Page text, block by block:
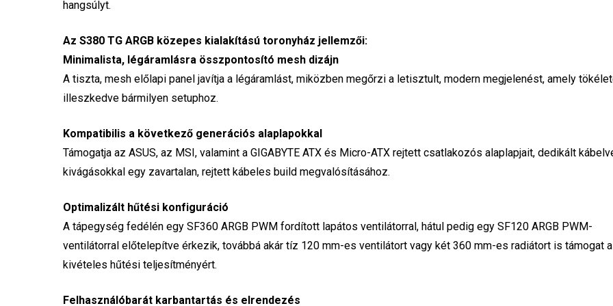
hangsúlyt.
Az S380 TG ARGB közepes kialakítású toronyház jellemzői:
Minimalista, légáramlásra összpontosító mesh dizájn
A tiszta, mesh előlapi panel javítja a légáramlást, miközben megőrzi a letisztult, modern megjelenést, amely
illeszkedve bármilyen setuphoz.
Kompatibilis a következő generációs alaplapokkal
Támogatja az ASUS, az MSI, valamint a GIGABYTE ATX és Micro-ATX rejtett csatlakozós alaplapjait, dedikált
kivágásokkal egy zavartalan, rejtett kábeles build megvalósításához.
Optimalizált hűtési konfiguráció
A tápegység fedélén egy SF360 ARGB PWM fordított lapátos ventilátorral, hátul pedig egy SF120 ARGB PWM-
ventilátorral előtelepítve érkezik, továbbá akár tíz 120 mm-es ventilátort vagy két 360 mm-es radiátort is támogat a
kivételes hűtési teljesítményért.
Felhasználóbarát karbantartás és elrendezés